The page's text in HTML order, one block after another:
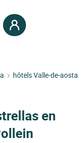
hôtels Valle-de-aosta
en